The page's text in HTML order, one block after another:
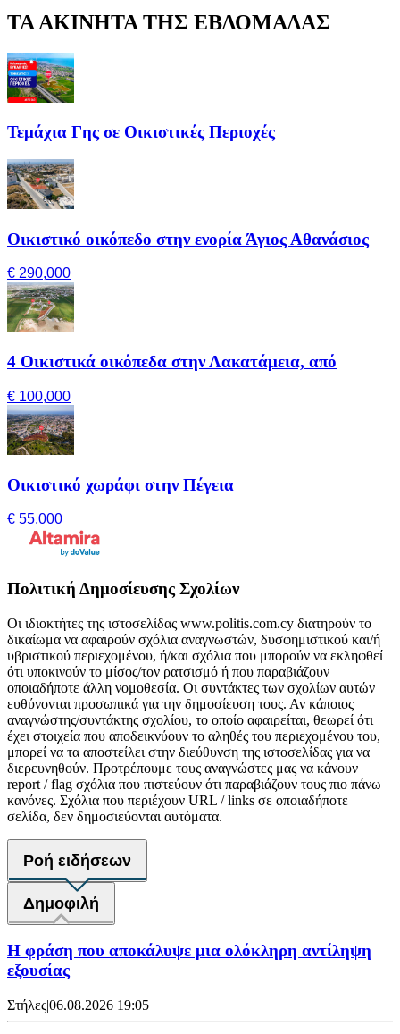
ΤΑ ΑΚΙΝΗΤΑ ΤΗΣ ΕΒΔΟΜΑΔΑΣ
Τεμάχια Γης σε Οικιστικές Περιοχές
Οικιστικό οικόπεδο στην ενορία Άγιος Αθανάσιος
€ 290,000
4 Οικιστικά οικόπεδα στην Λακατάμεια, από
€ 100,000
Οικιστικό χωράφι στην Πέγεια
€ 55,000
Πολιτική Δημοσίευσης Σχολίων
Οι ιδιοκτήτες της ιστοσελίδας www.politis.com.cy διατηρούν το
δικαίωμα να αφαιρούν σχόλια αναγνωστών, δυσφημιστικού και/ή
υβριστικού περιεχομένου, ή/και σχόλια που μπορούν να εκληφθεί
ότι υποκινούν το μίσος/τον ρατσισμό ή που παραβιάζουν
οποιαδήποτε άλλη νομοθεσία. Οι συντάκτες των σχολίων αυτών
ευθύνονται προσωπικά για την δημοσίευση τους. Αν κάποιος
αναγνώστης/συντάκτης σχολίου, το οποίο αφαιρείται, θεωρεί ότι
έχει στοιχεία που αποδεικνύουν το αληθές του περιεχομένου του,
μπορεί να τα αποστείλει στην διεύθυνση της ιστοσελίδας για να
διερευνηθούν. Προτρέπουμε τους αναγνώστες μας να κάνουν
report / flag σχόλια που πιστεύουν ότι παραβιάζουν τους πιο πάνω
κανόνες. Σχόλια που περιέχουν URL / links σε οποιαδήποτε
σελίδα, δεν δημοσιεύονται αυτόματα.
Ροή ειδήσεων
Δημοφιλή
Η φράση που αποκάλυψε μια ολόκληρη αντίληψη
εξουσίας
Στήλες|06.08.2026 19:05